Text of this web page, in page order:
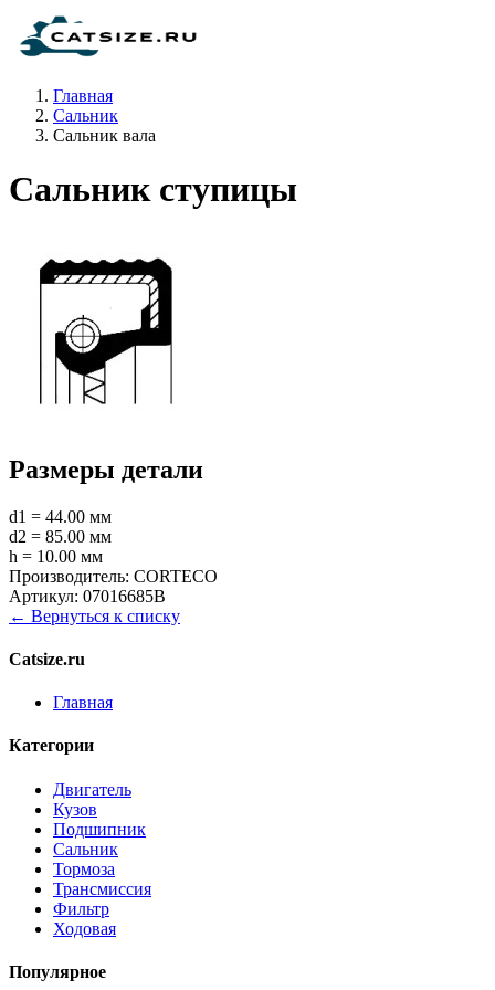
Главная
Сальник
Сальник вала
Сальник ступицы
Размеры детали
d1 = 44.00 мм
d2 = 85.00 мм
h = 10.00 мм
Производитель: CORTECO
Артикул: 07016685B
← Вернуться к списку
Catsize.ru
Главная
Категории
Двигатель
Кузов
Подшипник
Сальник
Тормоза
Трансмиссия
Фильтр
Ходовая
Популярное